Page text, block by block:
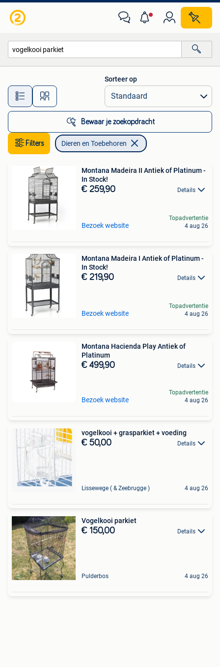
Alle afstanden…
Sorteer op
Bewaar je zoekopdracht
Filters Dieren en Toebehoren
Montana Madeira II Antiek of Platinum -
In Stock!
€ 259,90 Details
Bezoek website
Topadvertentie
4 aug 26
Montana Madeira I Antiek of Platinum -
In Stock!
€ 219,90 Details
Bezoek website
Topadvertentie
4 aug 26
Montana Hacienda Play Antiek of
Platinum
€ 499,90 Details
Bezoek website
Topadvertentie
4 aug 26
vogelkooi + grasparkiet + voeding
€ 50,00 Details
Lissewege ( & Zeebrugge ) 4 aug 26
Vogelkooi parkiet
€ 150,00 Details
Pulderbos 4 aug 26